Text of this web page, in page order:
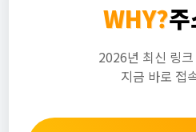
WHY?
2026년 최신 링
지금 바로 접